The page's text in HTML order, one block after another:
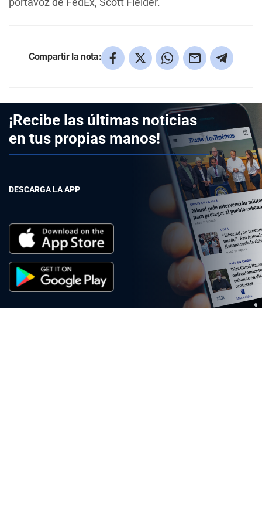
Compartir la nota:
¡Recibe las últimas noticias
en tus propias manos!
DESCARGA LA APP